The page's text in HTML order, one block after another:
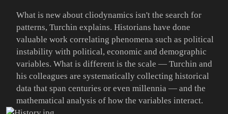
What is new about cliodynamics isn't the search for
patterns, Turchin explains. Historians have done
valuable work correlating phenomena such as political
instability with political, economic and demographic
variables. What is different is the scale — Turchin and
his colleagues are systematically collecting historical
data that span centuries or even millennia — and the
mathematical analysis of how the variables interact.